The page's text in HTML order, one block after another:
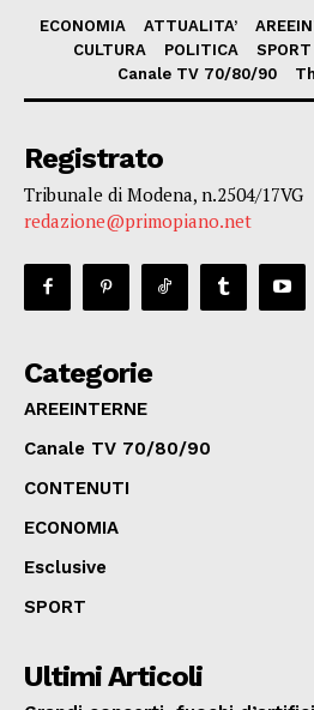
ECONOMIA ATTUALITA’
CULTURA
POLITICA SPORT
Canale TV 70/80/90
Registrato
Tribunale di Modena, n.2504/17VG
redazione@primopiano.net
Categorie
AREEINTERNE
Canale TV 70/80/90
CONTENUTI
ECONOMIA
Esclusive
SPORT
Ultimi Articoli